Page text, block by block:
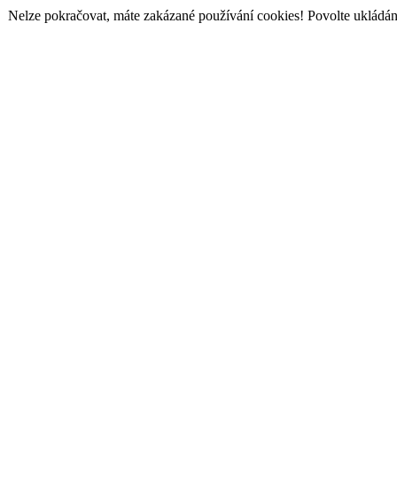
Nelze pokračovat, máte zakázané používání cookies! Povolte